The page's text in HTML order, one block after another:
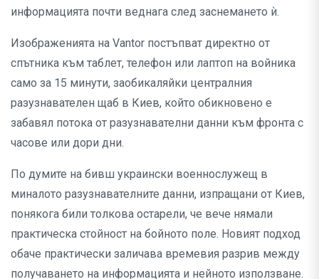
информацията почти веднага след заснемането ѝ.
Изображенията на Vantor постъпват директно от
спътника към таблет, телефон или лаптоп на войника
само за 15 минути, заобикаляйки централния
разузнавателен щаб в Киев, който обикновено е
забавял потока от разузнавателни данни към фронта с
часове или дори дни.
По думите на бивш украински военнослужещ в
миналото разузнавателните данни, изпращани от Киев,
понякога били толкова остарели, че вече нямали
практическа стойност на бойното поле. Новият подход
обаче практически заличава времевия разрив между
получаването на информацията и нейното използване.